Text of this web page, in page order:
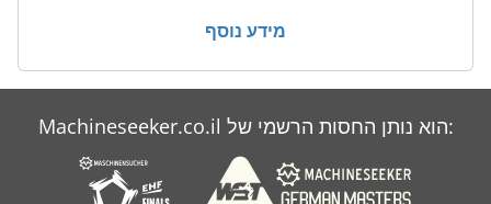
סגן
סגן פיוניר
מידע נוסף
Machineseeker.co.il הוא נותן החסות הרשמי של: